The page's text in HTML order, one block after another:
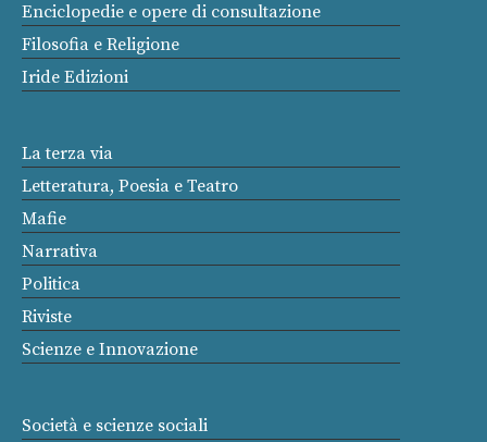
Enciclopedie e opere di consultazione
Filosofia e Religione
Iride Edizioni
La terza via
Letteratura, Poesia e Teatro
Mafie
Narrativa
Politica
Riviste
Scienze e Innovazione
Società e scienze sociali